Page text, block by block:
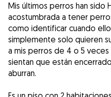
Mis últimos perros han sido
acostumbrada a tener
como identificar cuando
simplemente solo quieren
a mis perros de 4 o 5
sientan que están
aburran.